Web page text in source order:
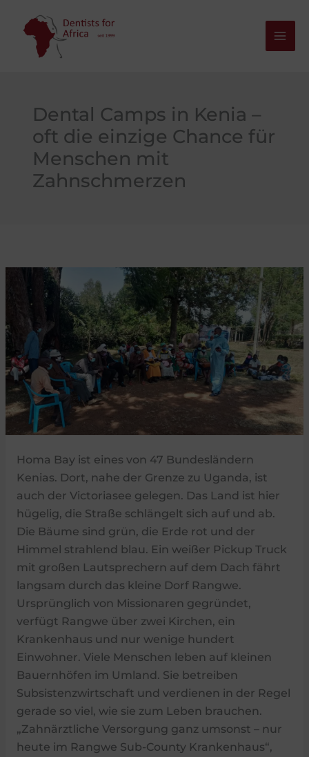
Inhalt
springen
Dental Camps in Kenia –
oft die einzige Chance für
Menschen mit
Zahnschmerzen
Homa Bay ist eines von 47 Bundesländern
Kenias. Dort, nahe der Grenze zu Uganda, ist
auch der Victoriasee gelegen. Das Land ist hier
hügelig, die Straße schlängelt sich auf und ab.
Die Bäume sind grün, die Erde rot und der
Himmel strahlend blau. Ein weißer Pickup Truck
mit großen Lautsprechern auf dem Dach fährt
langsam durch das kleine Dorf Rangwe.
Ursprünglich von Missionaren gegründet,
verfügt Rangwe über zwei Kirchen, ein
Krankenhaus und nur wenige hundert
Einwohner. Viele Menschen leben auf kleinen
Bauernhöfen im Umland. Sie betreiben
Subsistenzwirtschaft und verdienen in der Regel
gerade so viel, wie sie zum Leben brauchen.
„Zahnärztliche Versorgung ganz umsonst – nur
heute im Rangwe Sub-County Krankenhaus“,